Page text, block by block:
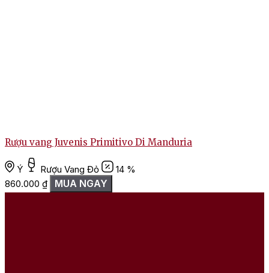
Rượu vang Juvenis Primitivo Di Manduria
Ý Rượu Vang Đỏ
14 %
860.000 ₫ MUA NGAY